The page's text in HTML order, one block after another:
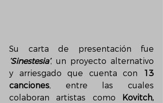
‘Sinestesia’, un proyecto alternativo
y arriesgado que cuenta con
13
canciones, entre las cuales
colaboran artistas como
Kovitch,